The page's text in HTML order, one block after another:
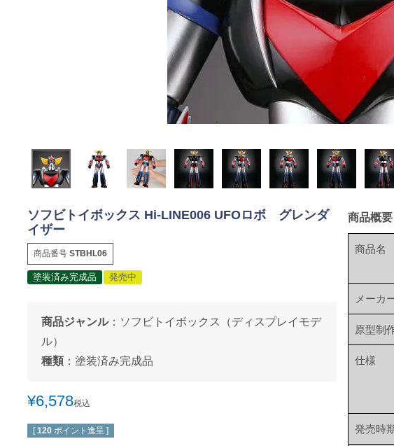
ソフビトイボックス Hi-LINE006 UFOロボ グレンダ
イザー
商品番号 STBHL06
塗装済み完成品 発売中
商品ジャンル： ソフビトイボックス（ディスプレイモデ
ル）
種類 ： 塗装済み完成品
¥6,578税込
[ 120 ポイント進呈 ]
商品概要
商品名
メーカ
原型制
仕様
発売時